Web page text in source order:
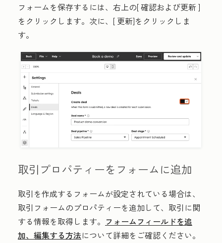
フォームを保存するには、右上の[確認および更新]
をクリックします。次に、[ 更新]をクリックしま
す。
取引プロパティーをフォームに追加
取引を作成するフォームが設定されている場合は、
取引フォームのプロパティーを追加して、取引に関
する情報を取得します。 フォームフィールドを追
加、編集する方法について詳細をご確認ください。